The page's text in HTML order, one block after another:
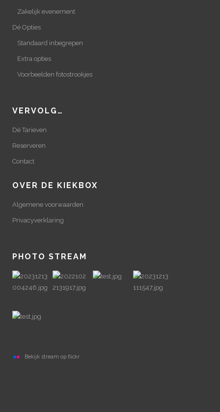
Zakelijk evenement
Dé Opties
Standaard inbegrepen
Extra opties
Voorbeelden fotostrookjes
VERVOLG…
Dé Tarieven
Reserveren
Contact
OVER DE KIEKBOX
Algemene voorwaarden
Privacyverklaring
PHOTO STREAM
Bekijk stream op flickr